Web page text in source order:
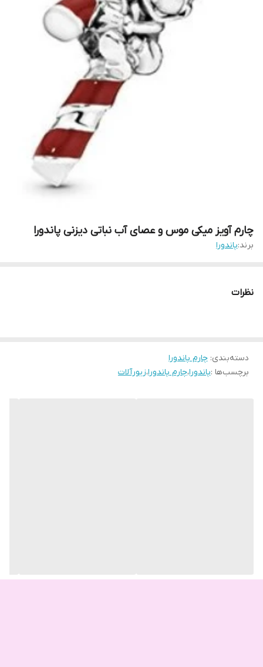
چارم آویز میکی موس و عصای آب نباتی دیزنی پاندورا
برند:پاندورا
نظرات
دسته‌بندی: چارم پاندورا
برچسب‌ها :پاندورا،چارم پاندورا،زیورآلات